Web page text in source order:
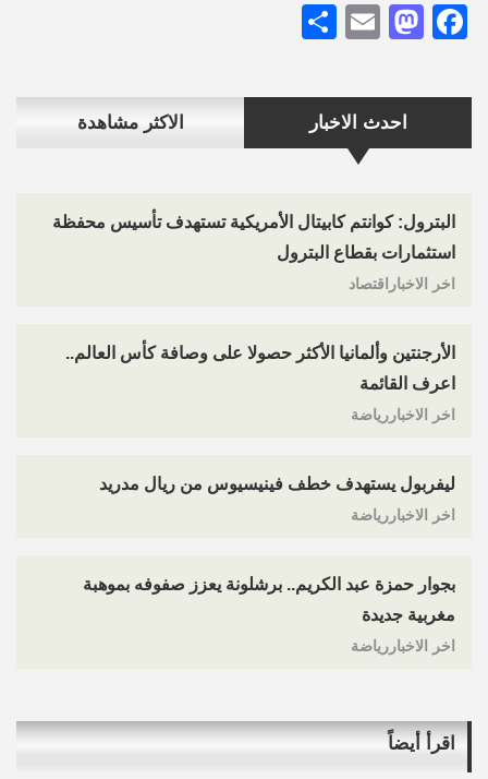
احدث الاخبار الاكثر مشاهدة
البترول: كوانتم كابيتال الأمريكية تستهدف تأسيس محفظة
استثمارات بقطاع البترول
اخر الاخباراقتصاد
الأرجنتين وألمانيا الأكثر حصولا على وصافة كأس العالم..
اعرف القائمة
اخر الاخباررياضة
ليفربول يستهدف خطف فينيسيوس من ريال مدريد
اخر الاخباررياضة
بجوار حمزة عبد الكريم.. برشلونة يعزز صفوفه بموهبة
مغربية جديدة
اخر الاخباررياضة
Facebook
Mastodon
Email
اقرأ أيضاً